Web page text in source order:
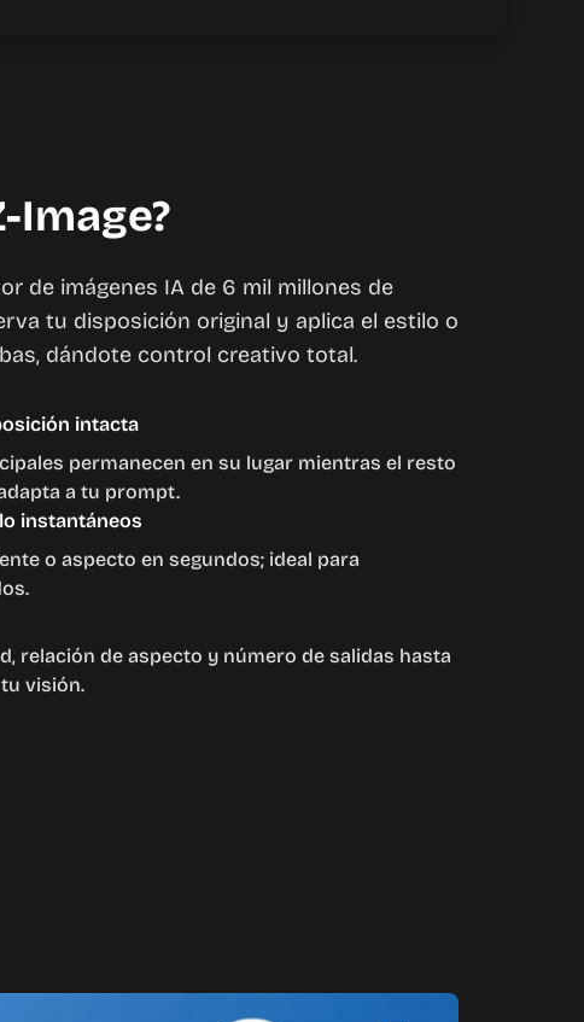
Image?
de imágenes IA de 6 mil millones de
tu disposición original y aplica el estilo o
dándote control creativo total.
intacta
permanecen en su lugar mientras el resto
a tu prompt.
instantáneos
o aspecto en segundos; ideal para
relación de aspecto y número de salidas hasta
visión.